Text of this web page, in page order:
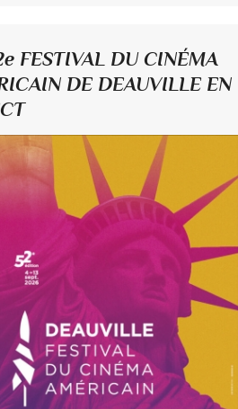
FESTIVAL DU CINÉMA
DE DEAUVILLE EN